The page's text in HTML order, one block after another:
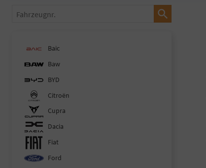
Fahrzeugnr.
Baic
Baw
BYD
Citroën
Cupra
Dacia
Fiat
Ford